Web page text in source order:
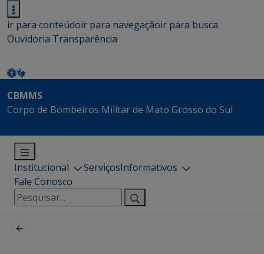
ir para conteúdoir para navegaçãoir para busca
Ouvidoria Transparência
CBMMS
Corpo de Bombeiros Militar de Mato Grosso do Sul
Institucional ServiçosInformativos
Fale Conosco
Pesquisar
por: